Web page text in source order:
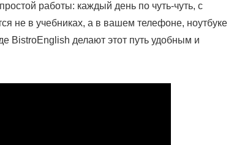
работы: каждый день по чуть-чуть, с
не в учебниках, а в вашем телефоне, ноутбуке
делают этот путь удобным и